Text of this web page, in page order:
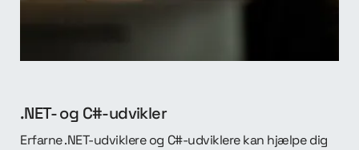
.NET- og C#-udvikler
Erfarne .NET-udviklere og C#-udviklere kan hjælpe dig